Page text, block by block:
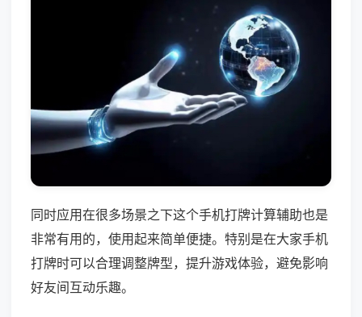
同时应用在很多场景之下这个手机打牌计算辅助也是
非常有用的，使用起来简单便捷。特别是在大家手机
打牌时可以合理调整牌型，提升游戏体验，避免影响
好友间互动乐趣。